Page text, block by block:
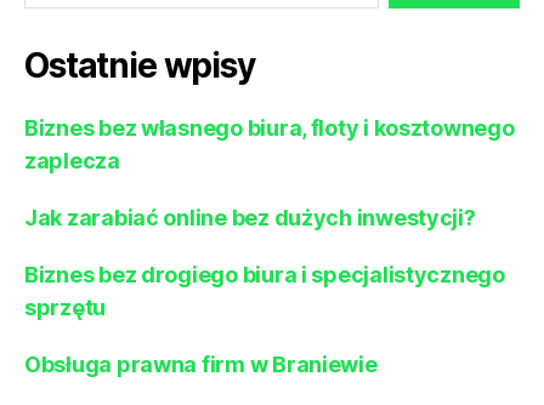
Ostatnie wpisy
Biznes bez własnego biura, floty i kosztownego
zaplecza
Jak zarabiać online bez dużych inwestycji?
Biznes bez drogiego biura i specjalistycznego
sprzętu
Obsługa prawna firm w Braniewie